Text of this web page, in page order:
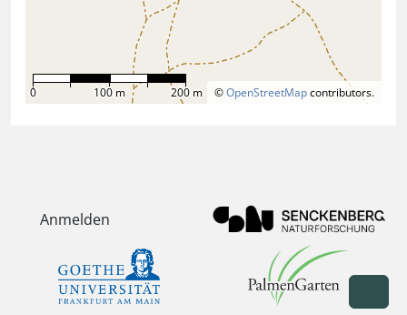
©OpenStreetMapcontributors.
0 100 m 200 m
Anmelden